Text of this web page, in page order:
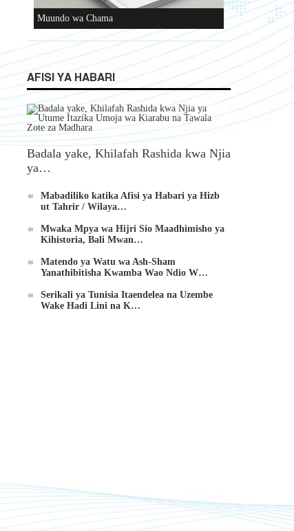
Muundo wa Chama
AFISI YA HABARI
Badala yake, Khilafah Rashida kwa Njia
ya…
Mabadiliko katika Afisi ya Habari ya Hizb
ut Tahrir / Wilaya…
Mwaka Mpya wa Hijri Sio Maadhimisho ya
Kihistoria, Bali Mwan…
Matendo ya Watu wa Ash-Sham
Yanathibitisha Kwamba Wao Ndio W…
Serikali ya Tunisia Itaendelea na Uzembe
Wake Hadi Lini na K…